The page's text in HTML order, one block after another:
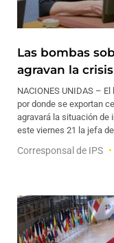
Las bombas
agravan la
NACIONES UNIDAS –
por donde se exportan
agravará la situación de
este viernes 21 la jefa
Corresponsal de IPS